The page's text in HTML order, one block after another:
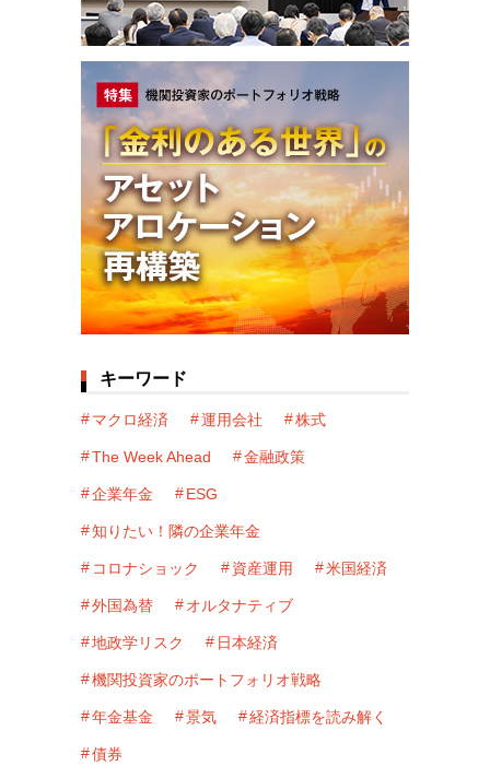
キーワード
マクロ経済 運用会社 株式
The Week Ahead 金融政策
企業年金 ESG
知りたい！隣の企業年金
コロナショック 資産運用 米国経済
外国為替 オルタナティブ
地政学リスク 日本経済
機関投資家のポートフォリオ戦略
年金基金 景気 経済指標を読み解く
債券